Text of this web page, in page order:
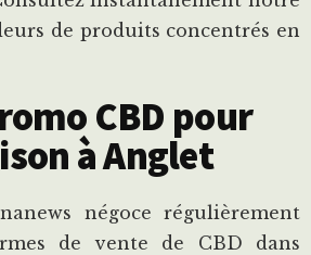
de produits concentrés en
CBD pour
à Anglet
négoce régulièrement
de vente de CBD dans